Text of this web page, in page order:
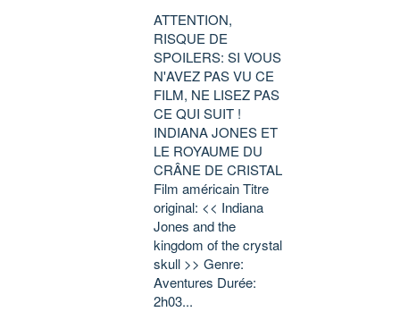
ATTENTION,
RISQUE DE
SPOILERS: SI VOUS
N'AVEZ PAS VU CE
FILM, NE LISEZ PAS
CE QUI SUIT !
INDIANA JONES ET
LE ROYAUME DU
CRÂNE DE CRISTAL
Film américain Titre
original: << Indiana
Jones and the
kingdom of the crystal
skull >> Genre:
Aventures Durée:
2h03...